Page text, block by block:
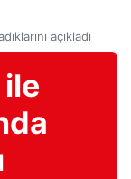
açıkladı